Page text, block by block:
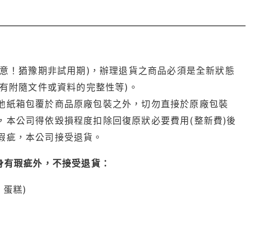
！猶豫期非試用期)，辦理退貨之商品必須是全新狀態
附隨文件或資料的完整性等)。
箱包覆於商品原廠包裝之外，切勿直接於原廠包裝
公司得依毀損程度扣除回復原狀必要費用(整新費)後
，本公司接受退貨。
瑕疵外，不接受退貨：
蛋糕)